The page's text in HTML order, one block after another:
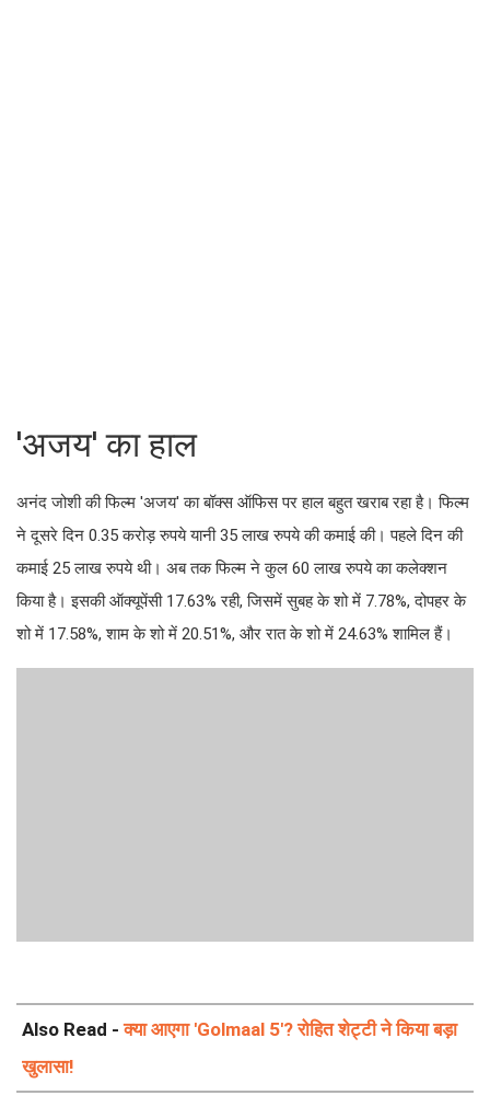
'अजय' का हाल
अनंद जोशी की फिल्म 'अजय' का बॉक्स ऑफिस पर हाल बहुत खराब रहा है। फिल्म
ने दूसरे दिन 0.35 करोड़ रुपये यानी 35 लाख रुपये की कमाई की। पहले दिन की
कमाई 25 लाख रुपये थी। अब तक फिल्म ने कुल 60 लाख रुपये का कलेक्शन
किया है। इसकी ऑक्यूपेंसी 17.63% रही, जिसमें सुबह के शो में 7.78%, दोपहर के
शो में 17.58%, शाम के शो में 20.51%, और रात के शो में 24.63% शामिल हैं।
Also Read -क्या आएगा 'Golmaal 5'? रोहित शेट्टी ने किया बड़ा
खुलासा!